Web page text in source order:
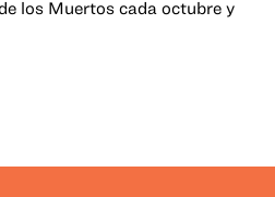
los Muertos cada octubre y